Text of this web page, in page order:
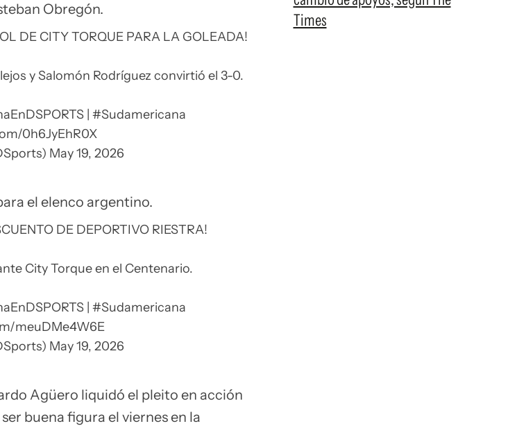
Obregón.
DE CITY TORQUE PARA LA GOLEADA!
y Salomón Rodríguez convirtió el 3-0.
|#Sudamericana
0h6JyEhR0X
May 19, 2026
el elenco argentino.
DE DEPORTIVO RIESTRA!
City Torque en el Centenario.
|#Sudamericana
meuDMe4W6E
May 19, 2026
Agüero liquidó el pleito en acción
buena figura el viernes en la
Times